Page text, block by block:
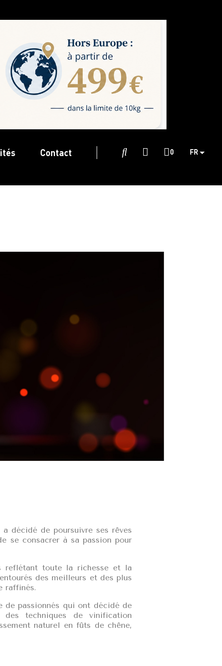
Contact 0 FR
décidé de poursuivre ses rêves
se consacrer à sa passion pour
reflétant toute la richesse et la
des meilleurs et des plus
raffinés.
passionnés qui ont décidé de
techniques de vinification
naturel en fûts de chêne,